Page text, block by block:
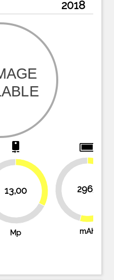
2018
camera_rear
13,00
32.5%
Mp
2965
mAh